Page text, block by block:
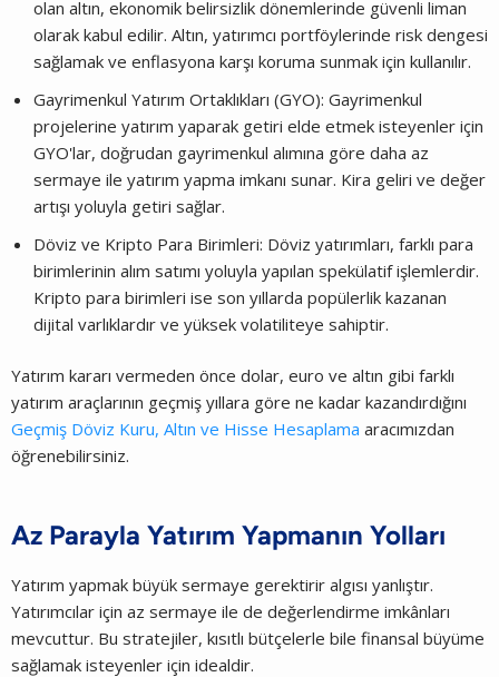
olan altın, ekonomik belirsizlik dönemlerinde güvenli liman
olarak kabul edilir. Altın, yatırımcı portföylerinde risk dengesi
sağlamak ve enflasyona karşı koruma sunmak için kullanılır.
Gayrimenkul Yatırım Ortaklıkları (GYO): Gayrimenkul
projelerine yatırım yaparak getiri elde etmek isteyenler için
GYO'lar, doğrudan gayrimenkul alımına göre daha az
sermaye ile yatırım yapma imkanı sunar. Kira geliri ve değer
artışı yoluyla getiri sağlar.
Döviz ve Kripto Para Birimleri: Döviz yatırımları, farklı para
birimlerinin alım satımı yoluyla yapılan spekülatif işlemlerdir.
Kripto para birimleri ise son yıllarda popülerlik kazanan
dijital varlıklardır ve yüksek volatiliteye sahiptir.
Yatırım kararı vermeden önce dolar, euro ve altın gibi farklı
yatırım araçlarının geçmiş yıllara göre ne kadar kazandırdığını
Geçmiş Döviz Kuru, Altın ve Hisse Hesaplama aracımızdan
öğrenebilirsiniz.
Az Parayla Yatırım Yapmanın Yolları
Yatırım yapmak büyük sermaye gerektirir algısı yanlıştır.
Yatırımcılar için az sermaye ile de değerlendirme imkânları
mevcuttur. Bu stratejiler, kısıtlı bütçelerle bile finansal büyüme
sağlamak isteyenler için idealdir.